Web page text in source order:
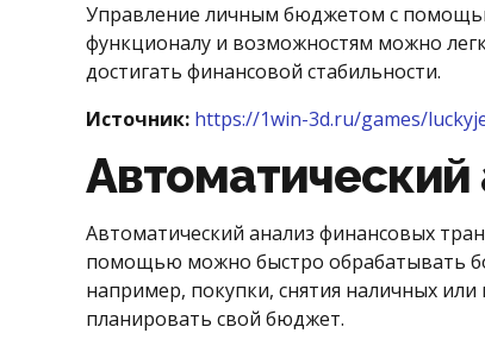
Управление личным бюджетом с
функционалу и возможностям можно
достигать финансовой стабильности.
Источник: https://1win-3d.ru/games/
Автоматический анализ финансовых
помощью можно быстро обрабатывать
например, покупки, снятия наличных
планировать свой бюджет.